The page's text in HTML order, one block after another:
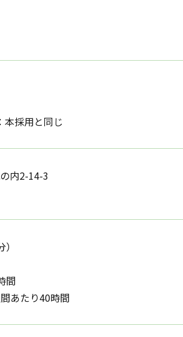
本採用と同じ
内2-14-3
間
あたり40時間